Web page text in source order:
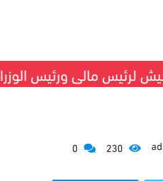
لرئيس مالى ورئيس